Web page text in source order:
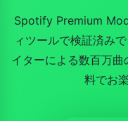
Spotify Premium
ィツールで検証済み
イターによる数百万
料でお